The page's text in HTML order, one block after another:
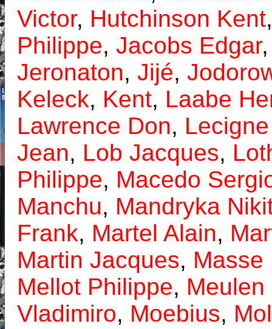
Victor, Hutchinson Kent
Philippe, Jacobs Edgar
Jeronaton, Jijé,
Keleck, Kent, Laabe
Lawrence Don,
Jean, Lob Jacques,
Philippe, Macedo
Manchu, Mandryka
Frank, Martel Alain,
Martin Jacques, Masse
Mellot Philippe, Meulen
Vladimiro, Moebius,